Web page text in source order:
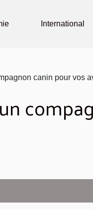
International
canin pour vos